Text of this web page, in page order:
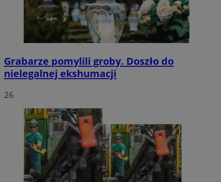
Grabarze pomylili groby. Doszło do
nielegalnej ekshumacji
26